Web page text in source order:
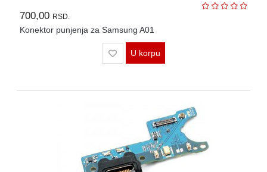
700,00 RSD.
Konektor punjenja za Samsung A01
U korpu